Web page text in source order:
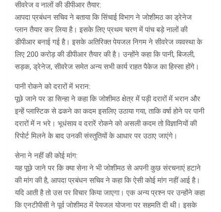
सीवरेज व नालों की डीपीआर तैयार:
आपदा प्रबंधन सचिव ने बताया कि सिंचाई विभाग ने जोशीमठ का ड्रेनेज
प्लान तैयार कर लिया है। इसके लिए प्रथम चरण में पांच बड़े नालों की
डीपीआर बनाई गई है। इसके अतिरिक्त पेयजल निगम ने सीवरेज व्यवस्था के
लिए 200 करोड़ की डीपीआर तैयार की है। उन्होंने कहा कि पानी, बिजली,
सड़क, ड्रेनेज, सीवरेज समेत अन्य सभी कार्य राहत पैकेज का हिस्सा होंगे।
पानी रोकने को दरारों में भरान:
पूछे जाने पर डा सिन्हा ने कहा कि जोशीमठ क्षेत्र में पड़ी दरारों में भरान और
इन्हें प्लास्टिक से ढकने का कदम इसलिए उठाया गया, ताकि वर्षा होने पर पानी
दरारों में न भरे। भूधंसाव व दरारें रोकने को असली कदम तो विज्ञानियों की
रिपोर्ट मिलने के बाद उनकी संस्तुतियों के आधार पर उठाए जाएंगे।
सेना ने नहीं की कोई मांग:
यह पूछे जाने पर कि क्या सेना ने भी जोशीमठ से अपनी कुछ संरचनाएं हटाने
की मांग की है, आपदा प्रबंधन सचिव ने कहा कि ऐसी कोई मांग नहीं आई है।
यदि आती है तो उस पर विचार किया जाएगा। एक अन्य प्रश्न पर उन्होंने कहा
कि एनटीपीसी ने पूर्व जोशीमठ में पेयजल योजना पर सहमति दी थी। इसके